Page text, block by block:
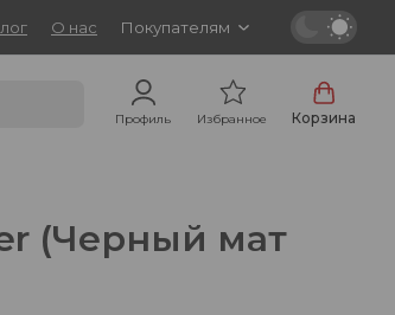
О нас Покупателям
Профиль Избранное Корзина
(Черный мат